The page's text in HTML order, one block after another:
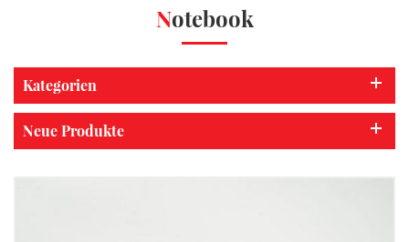
Notebook
Kategorien
Neue Produkte